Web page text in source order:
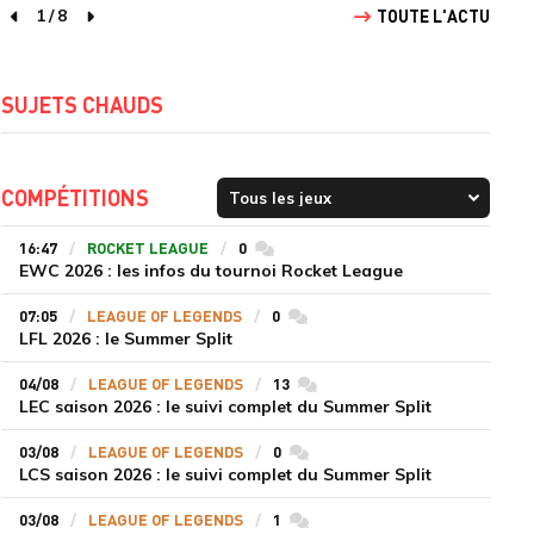
page précédente
1/8
page suivante
TOUTE L'ACTU
SUJETS CHAUDS
COMPÉTITIONS
16:47 ROCKET LEAGUE 0commentaires
EWC 2026 : les infos du tournoi Rocket League
07:05 LEAGUE OF LEGENDS 0commentaires
LFL 2026 : le Summer Split
04/08 LEAGUE OF LEGENDS 13commentaires
LEC saison 2026 : le suivi complet du Summer Split
03/08 LEAGUE OF LEGENDS 0commentaires
LCS saison 2026 : le suivi complet du Summer Split
03/08 LEAGUE OF LEGENDS 1 commentaires